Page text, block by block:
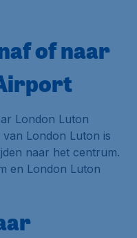
of naar
London Luton
London Luton is
naar het centrum.
en London Luton